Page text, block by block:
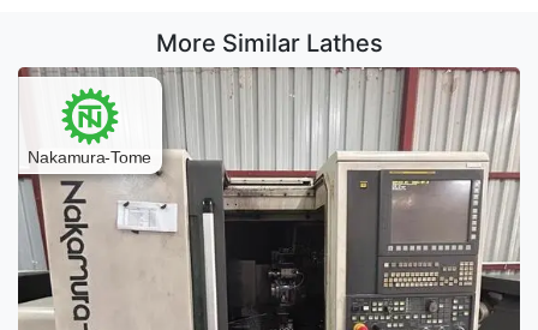
More Similar Lathes